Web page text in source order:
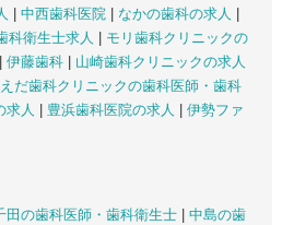
中西歯科医院 なかの歯科の求人
科衛生士求人
モリ歯科クリニックの
伊藤歯科
山崎歯科クリニックの求人
だ歯科クリニックの歯科医師・歯科
求人 豊浜歯科医院の求人
伊勢ファ
田の歯科医師・歯科衛生士
中島の歯